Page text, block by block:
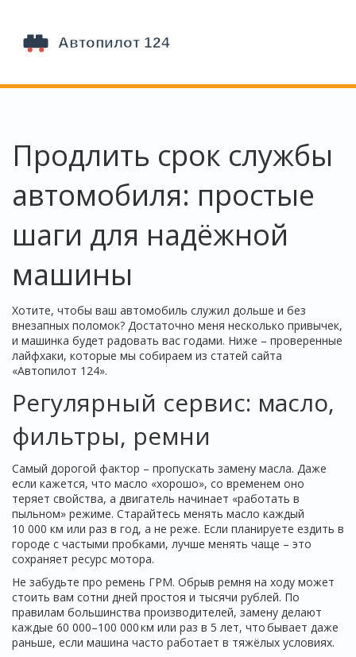
Продлить срок службы
автомобиля: простые
шаги для надёжной
машины
Хотите, чтобы ваш автомобиль служил дольше и без
внезапных поломок? Достаточно меня несколько привычек,
и машинка будет радовать вас годами. Ниже – проверенные
лайфхаки, которые мы собираем из статей сайта
«Автопилот 124».
Регулярный сервис: масло,
фильтры, ремни
Самый дорогой фактор – пропускать замену масла. Даже
если кажется, что масло «хорошо», со временем оно
теряет свойства, а двигатель начинает «работать в
пыльном» режиме. Старайтесь менять масло каждый
10 000 км или раз в год, а не реже. Если планируете ездить в
городе с частыми пробками, лучше менять чаще – это
сохраняет ресурс мотора.
Не забудьте про ремень ГРМ. Обрыв ремня на ходу может
стоить вам сотни дней простоя и тысячи рублей. По
правилам большинства производителей, замену делают
каждые 60 000–100 000 км или раз в 5 лет, что бывает даже
раньше, если машина часто работает в тяжёлых условиях.